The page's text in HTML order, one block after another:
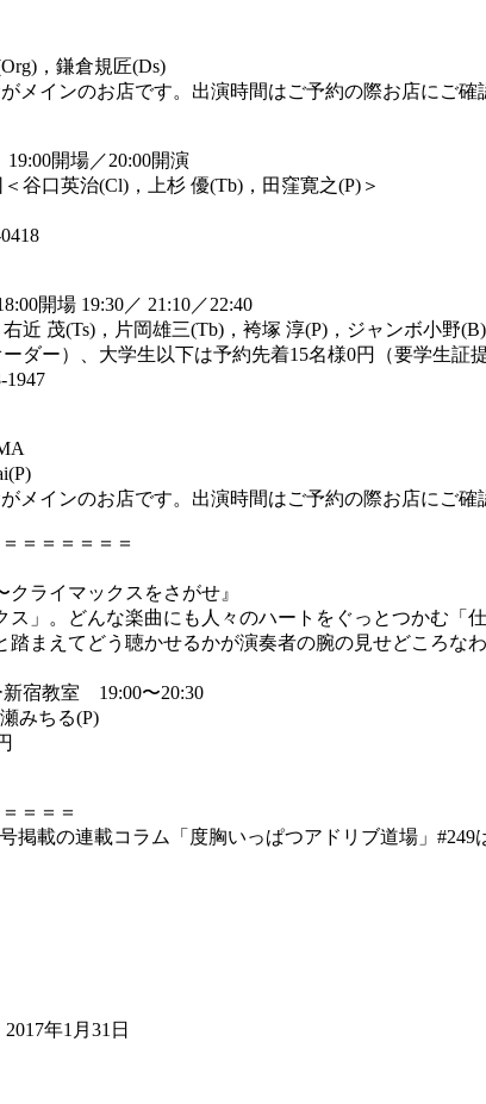
，鎌倉規匠(Ds)
インのお店です。出演時間はご予約の際お店にご確
開場／20:00開演
谷口英治(Cl)，上杉 優(Tb)，田窪寛之(P)＞
開場 19:30／ 21:10／22:40
茂(Ts)，片岡雄三(Tb)，袴塚 淳(P)，ジャンボ小野(B)
ダー）、大学生以下は予約先着15名様0円（要学生証
1947
インのお店です。出演時間はご予約の際お店にご確
＝＝＝＝＝＝
クライマックスをさがせ』
」。どんな楽曲にも人々のハート をぐっとつかむ「
踏まえてどう聴かせるかが演奏者の腕の見せどころなわ
宿教室 19:00〜20:30
みちる(P)
＝＝＝
掲載の連載コラム「度胸いっぱつアドリブ道場」#249
年1月31日